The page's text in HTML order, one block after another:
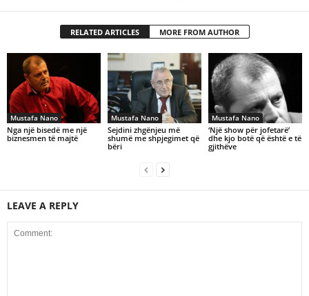
RELATED ARTICLES MORE FROM AUTHOR
Mustafa Nano
Nga një bisedë me një
biznesmen të majtë
Mustafa Nano
Sejdini zhgënjeu më
shumë me shpjegimet që
bëri
Mustafa Nano
‘Një show për jofetarë’
dhe kjo botë që është e të
gjithëve
LEAVE A REPLY